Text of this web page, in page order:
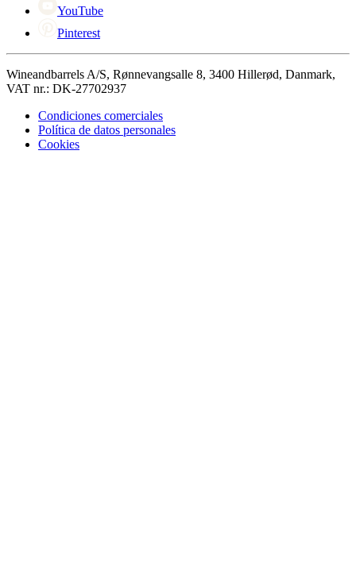
YouTube
Pinterest
Wineandbarrels A/S, Rønnevangsalle 8, 3400 Hillerød, Danmark,
VAT nr.: DK-27702937
Condiciones comerciales
Política de datos personales
Cookies